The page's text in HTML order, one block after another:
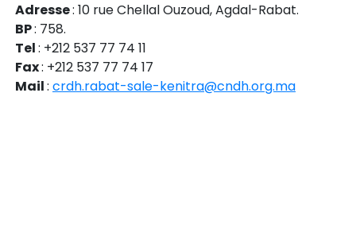
Adresse: 10 rue Chellal Ouzoud, Agdal-Rabat.
BP: 758.
Tel: +212 537 77 74 11
Fax: +212 537 77 74 17
Mail: crdh.rabat-sale-kenitra@cndh.org.ma